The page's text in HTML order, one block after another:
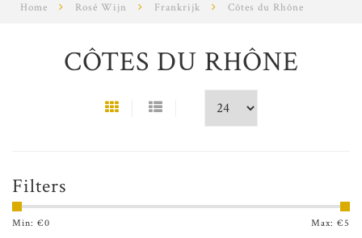
Home Rosé Wijn Frankrijk Côtes du Rhône
CÔTES DU RHÔNE
Filters
Min: €0 Max: €5